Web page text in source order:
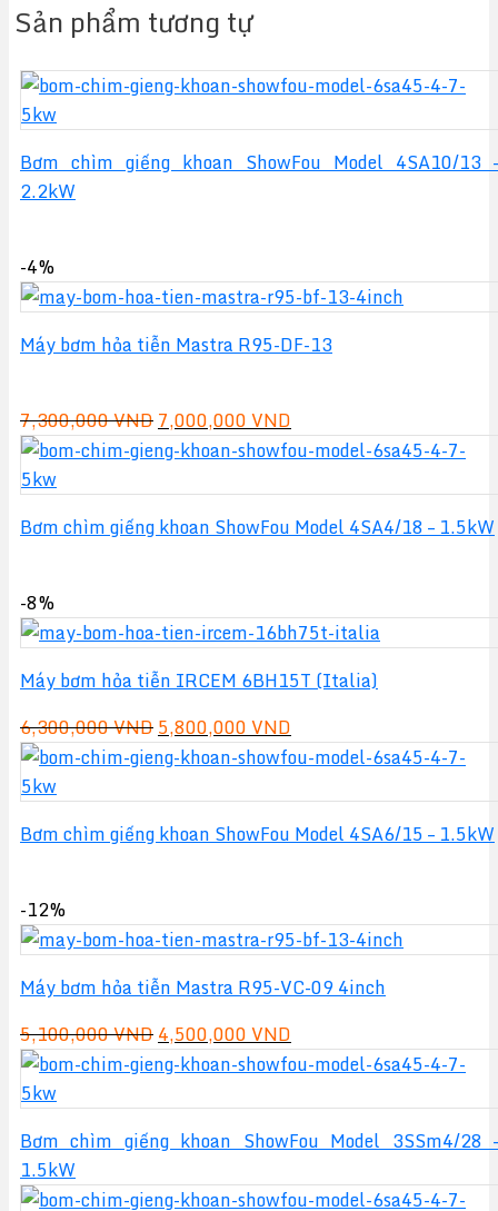
Sản phẩm tương tự
Bơm chìm giếng khoan ShowFou Model 4SA10/13
2.2kW
-4%
Máy bơm hỏa tiễn Mastra R95-DF-13
7,300,000VNDGiá
gốc
7,000,000VND
hiện
7,000,000 VND.
Bơm chìm giếng khoan ShowFou Model 4SA4/18 – 1.5kW
-8%
Máy bơm hỏa tiễn IRCEM 6BH15T (Italia)
6,300,000VNDGiá
gốc
5,800,000VND
hiện
5,800,000 VND.
Bơm chìm giếng khoan ShowFou Model 4SA6/15 – 1.5kW
-12%
Máy bơm hỏa tiễn Mastra R95-VC-09 4inch
5,100,000VNDGiá
gốc
4,500,000VND
hiện
4,500,000 VND.
Bơm chìm giếng khoan ShowFou Model 3SSm4/28
1.5kW